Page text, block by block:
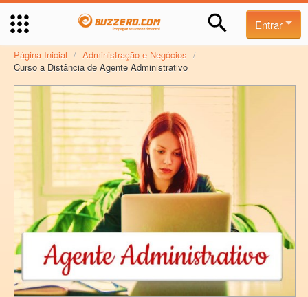
Entrar
Página Inicial / Administração e Negócios /
Curso a Distância de Agente Administrativo